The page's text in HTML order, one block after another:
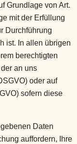
Grundlage von Art.
mit der Erfüllung
Durchführung
ist. In allen übrigen
berechtigten
an uns
oder auf
sofern diese
Daten
auffordern, Ihre